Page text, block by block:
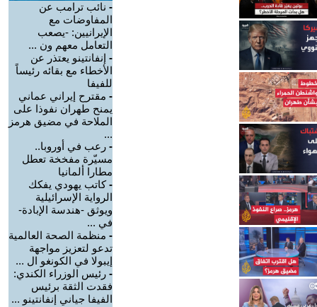
- نائب ترامب عن
المفاوضات مع
الإيرانيين: -يصعب
التعامل معهم ون ...
- إنفانتينو يعتذر عن
الأخطاء مع بقائه رئيساً
للفيفا
- مقترح إيراني عماني
يمنح طهران نفوذا على
الملاحة في مضيق هرمز
...
- رعب في أوروبا..
مسيّرة مفخخة تعطل
مطارا ألمانيا
-كاتب يهودي يفكك
الرواية الإسرائيلية
ويوثق -هندسة الإبادة-
في ...
- منظمة الصحة العالمية
تدعو لتعزيز مواجهة
إيبولا في الكونغو ال ...
- رئيس الوزراء الكندي:
فقدت الثقة برئيس
الفيفا جياني إنفانتينو ...